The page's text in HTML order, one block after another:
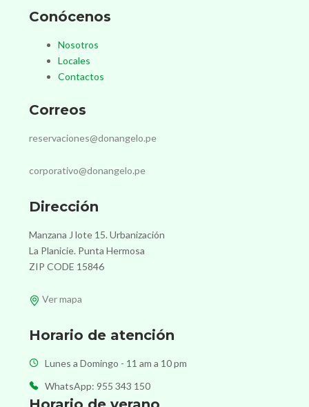
Conócenos
Nosotros
Locales
Contactos
Correos
reservaciones@donangelo.pe
corporativo@donangelo.pe
Dirección
Manzana J lote 15. Urbanización
La Planicie. Punta Hermosa
ZIP CODE 15846
Ver mapa
Horario de atención
Lunes a Domingo - 11 am a 10 pm
WhatsApp: 955 343 150